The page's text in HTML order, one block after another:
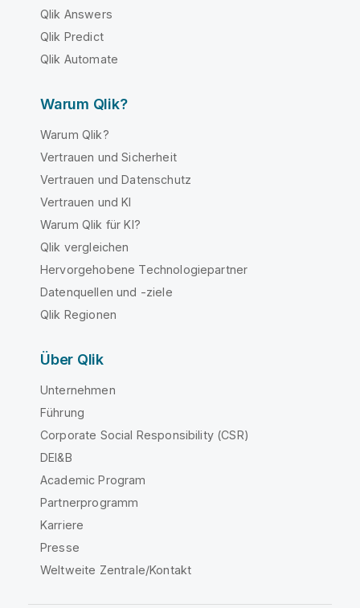
Qlik Answers
Qlik Predict
Qlik Automate
Warum Qlik?
Warum Qlik?
Vertrauen und Sicherheit
Vertrauen und Datenschutz
Vertrauen und KI
Warum Qlik für KI?
Qlik vergleichen
Hervorgehobene Technologiepartner
Datenquellen und -ziele
Qlik Regionen
Über Qlik
Unternehmen
Führung
Corporate Social Responsibility (CSR)
DEI&B
Academic Program
Partnerprogramm
Karriere
Presse
Weltweite Zentrale/Kontakt